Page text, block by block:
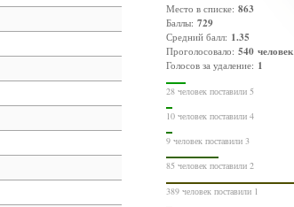
Место в списке: 863
Баллы: 729
Средний балл: 1.35
Проголосовало: 540 человек
Голосов за удаление: 1
28 человек поставили 5
10 человек поставили 4
9 человек поставили 3
85 человек поставили 2
389 человек поставили 1